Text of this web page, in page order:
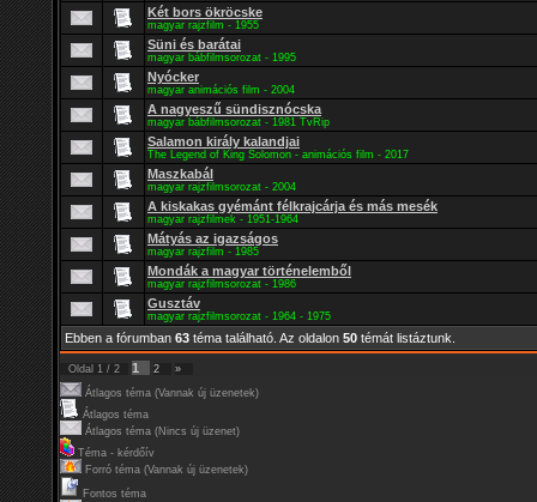
Két bors ökröcske
magyar rajzfilm - 1955
Süni és barátai
magyar bábfilmsorozat - 1995
Nyócker
magyar animációs film - 2004
A nagyeszű sündisznócska
magyar bábfilmsorozat - 1981 TvRip
Salamon király kalandjai
The Legend of King Solomon - animációs film - 2017
Maszkabál
magyar rajzfilmsorozat - 2004
A kiskakas gyémánt félkrajcárja és más mesék
magyar rajzfilmek - 1951-1964
Mátyás az igazságos
magyar rajzfilm - 1985
Mondák a magyar történelemből
magyar rajzfilmsorozat - 1986
Gusztáv
magyar rajzfilmsorozat - 1964 - 1975
Ebben a fórumban 63 téma található. Az oldalon 50 témát listáztunk.
Oldal 1 / 2 1 2
»
Átlagos téma (Vannak új üzenetek)
Átlagos téma
Átlagos téma (Nincs új üzenet)
Téma - kérdőív
Forró téma (Vannak új üzenetek)
Fontos téma